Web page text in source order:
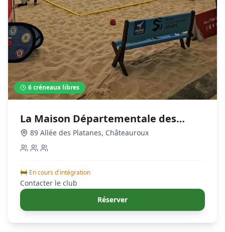
6créneaux libres
La Maison Départementale des
Sports
89 Allée des Platanes, Châteauroux
🚧 En cours d'intégration
Contacter le club
Réserver